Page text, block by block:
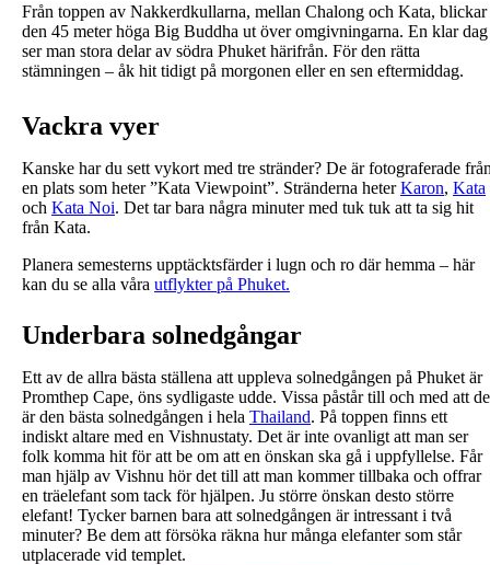
Från toppen av Nakkerdkullarna, mellan Chalong och Kata, blickar
den 45 meter höga Big Buddha ut över omgivningarna. En klar dag
ser man stora delar av södra Phuket härifrån. För den rätta
stämningen – åk hit tidigt på morgonen eller en sen eftermiddag.
Vackra vyer
Kanske har du sett vykort med tre stränder? De är fotograferade
en plats som heter ”Kata Viewpoint”. Stränderna heterKaron, Kata
och Kata Noi. Det tar bara några minuter med tuk tuk att ta sig hit
från Kata.
Planera semesterns upptäcktsfärder i lugn och ro där hemma – här
kan du se alla våra utflykter på Phuket.
Underbara solnedgångar
Ett av de allra bästa ställena att uppleva solnedgången på Phuket är
Promthep Cape, öns sydligaste udde. Vissa påstår till och med att
är den bästa solnedgången i hela Thailand. På toppen finns ett
indiskt altare med en Vishnustaty. Det är inte ovanligt att man ser
folk komma hit för att be om att en önskan ska gå i uppfyllelse. Får
man hjälp av Vishnu hör det till att man kommer tillbaka och offrar
en träelefant som tack för hjälpen. Ju större önskan desto större
elefant! Tycker barnen bara att solnedgången är intressant i två
minuter? Be dem att försöka räkna hur många elefanter som står
utplacerade vid templet.